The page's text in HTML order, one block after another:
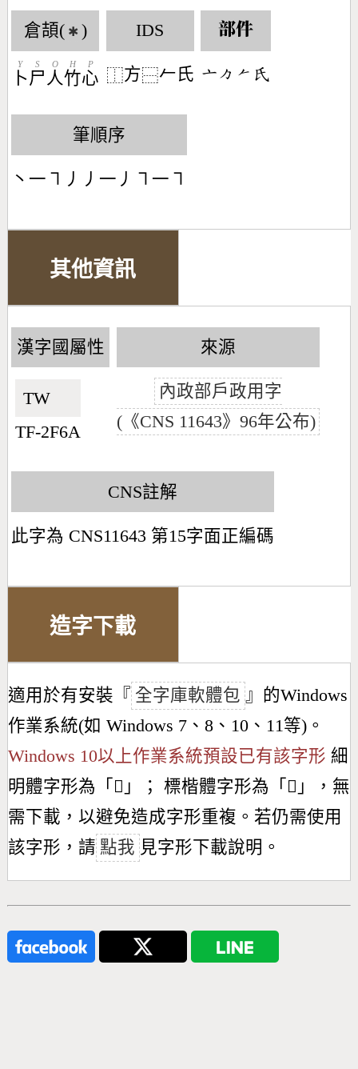
倉頡( ✱ )
卜
Y
尸
S
人
O
竹
H
心
P
IDS
⿰方⿱𠂉氏
部件
󶁂󶀼󶀩󶃯
筆順序
丶一㇕丿丿一丿㇕一㇕
其他資訊
漢字國屬性
TW🇹🇼
TF-2F6A
來源
內政部戶政用字
(《CNS 11643》96年公布)
CNS註解
此字為 CNS11643 第15字面正編碼
造字下載
適用於有安裝『 全字庫軟體包 』的Windows
作業系統(如 Windows 7、8、10、11等)。
Windows 10以上作業系統預設已有該字形 細
明體字形為「 𣃮 」； 標楷體字形為「 𣃮 」，無
需下載，以避免造成字形重複。若仍需使用
該字形，請 點我 見字形下載說明。